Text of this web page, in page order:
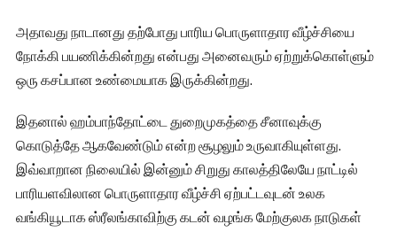
அதாவது நாடானது தற்போது பாரிய பொருளாதார வீழ்ச்சியை
நோக்கி பயணிக்கின்றது என்பது அனைவரும் ஏற்றுக்கொள்ளும்
ஒரு கசப்பான உண்மையாக இருக்கின்றது.
இதனால் ஹம்பாந்தோட்டை துறைமுகத்தை சீனாவுக்கு
கொடுத்தே ஆகவேண்டும் என்ற சூழலும் உருவாகியுள்ளது.
இவ்வாறான நிலையில் இன்னும் சிறுது காலத்திலேயே நாட்டில்
பாரியளவிலான பொருளாதார வீழ்ச்சி ஏற்பட்டவுடன் உலக
வங்கியூடாக ஸ்ரீலங்காவிற்கு கடன் வழங்க மேற்குலக நாடுகள்